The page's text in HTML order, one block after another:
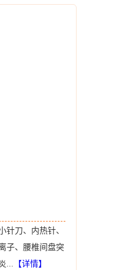
针刀、内热针、
子、腰椎间盘突
... 【详情】